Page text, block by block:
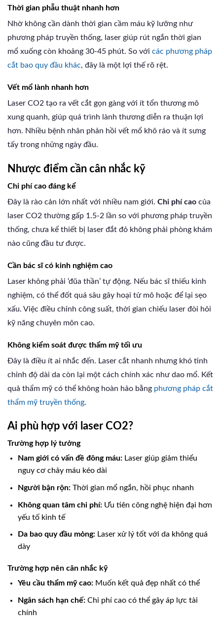
Thời gian phẫu thuật nhanh hơn
Nhờ không cần dành thời gian cầm máu kỹ lưỡng như
phương pháp truyền thống, laser giúp rút ngắn thời gian
mổ xuống còn khoảng 30-45 phút. So với các phương pháp
cắt bao quy đầu khác, đây là một lợi thế rõ rệt.
Vết mổ lành nhanh hơn
Laser CO2 tạo ra vết cắt gọn gàng với ít tổn thương mô
xung quanh, giúp quá trình lành thương diễn ra thuận lợi
hơn. Nhiều bệnh nhân phản hồi vết mổ khô ráo và ít sưng
tấy trong những ngày đầu.
Nhược điểm cần cân nhắc kỹ
Chi phí cao đáng kể
Đây là rào cản lớn nhất với nhiều nam giới. Chi phí cao của
laser CO2 thường gấp 1.5-2 lần so với phương pháp truyền
thống, chưa kể thiết bị laser đắt đỏ không phải phòng khám
nào cũng đầu tư được.
Cần bác sĩ có kinh nghiệm cao
Laser không phải ‘đũa thần’ tự động. Nếu bác sĩ thiếu kinh
nghiệm, có thể đốt quá sâu gây hoại tử mô hoặc để lại sẹo
xấu. Việc điều chỉnh công suất, thời gian chiếu laser đòi hỏi
kỹ năng chuyên môn cao.
Không kiểm soát được thẩm mỹ tối ưu
Đây là điều ít ai nhắc đến. Laser cắt nhanh nhưng khó tinh
chỉnh độ dài da còn lại một cách chính xác như dao mổ. Kết
quả thẩm mỹ có thể không hoàn hảo bằng phương pháp cắt
thẩm mỹ truyền thống.
Ai phù hợp với laser CO2?
Trường hợp lý tưởng
Nam giới có vấn đề đông máu:Laser giúp giảm thiểu
nguy cơ chảy máu kéo dài
Người bận rộn:Thời gian mổ ngắn, hồi phục nhanh
Không quan tâm chi phí:Ưu tiên công nghệ hiện đại hơn
yếu tố kinh tế
Da bao quy đầu mỏng:Laser xử lý tốt với da không quá
dày
Trường hợp nên cân nhắc kỹ
Yêu cầu thẩm mỹ cao:Muốn kết quả đẹp nhất có thể
Ngân sách hạn chế:Chi phí cao có thể gây áp lực tài
chính